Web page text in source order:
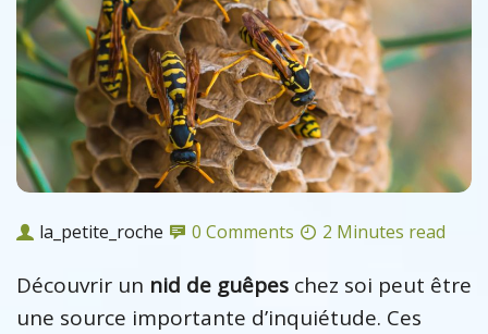
la_petite_roche 0 Comments 2 Minutes read
Découvrir un nid de guêpes chez soi peut être
une source importante d’inquiétude. Ces